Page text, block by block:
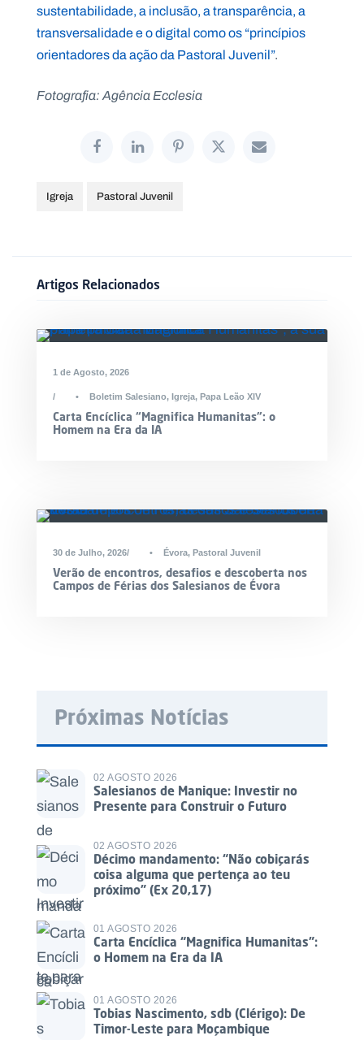
sustentabilidade, a inclusão, a transparência, a
transversalidade e o digital como os “princípios
orientadores da ação da Pastoral Juvenil”.
Fotografia: Agência Ecclesia
Igreja Pastoral Juvenil
Artigos Relacionados
1 de Agosto, 2026
• Boletim Salesiano, Igreja, Papa Leão XIV
Carta Encíclica “Magnifica Humanitas”: o
Homem na Era da IA
30 de Julho, 2026 • Évora, Pastoral Juvenil
Verão de encontros, desafios e descoberta nos
Campos de Férias dos Salesianos de Évora
Próximas Notícias
02 AGOSTO 2026
Salesianos de Manique: Investir no
Presente para Construir o Futuro
02 AGOSTO 2026
Décimo mandamento: “Não cobiçarás
coisa alguma que pertença ao teu
próximo” (Ex 20,17)
01 AGOSTO 2026
Carta Encíclica “Magnifica Humanitas”:
o Homem na Era da IA
01 AGOSTO 2026
Tobias Nascimento, sdb (Clérigo): De
Timor-Leste para Moçambique
A
g
e
d
a
C
o
a
c
w
e